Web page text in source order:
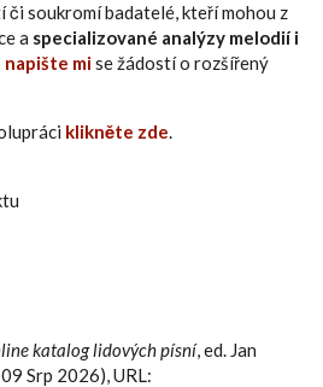
soukromí badatelé, kteří mohou z
a specializované analýzy melodií i
napište mise žádostí o rozšířený
klikněte zde.
katalog lidových písní, ed. Jan
Srp 2026), URL: